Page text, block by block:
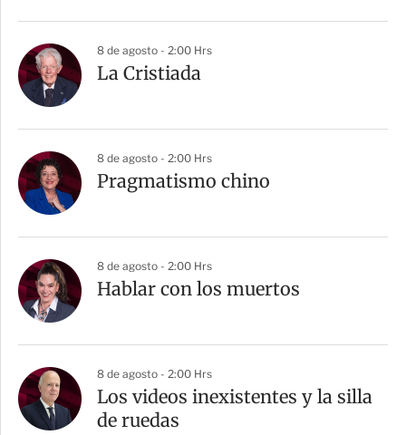
8 de agosto - 2:00 Hrs
La Cristiada
8 de agosto - 2:00 Hrs
Pragmatismo chino
8 de agosto - 2:00 Hrs
Hablar con los muertos
8 de agosto - 2:00 Hrs
Los videos inexistentes y la silla
de ruedas